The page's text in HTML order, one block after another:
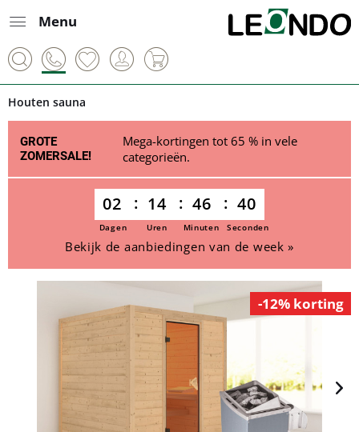
Menu
Houten sauna
GROTE
ZOMERSALE!
Mega-kortingen tot 65 % in vele
categorieën.
02 14 46 40
Dagen Uren Minuten Seconden
Bekijk de aanbiedingen van de week »
-12% korting